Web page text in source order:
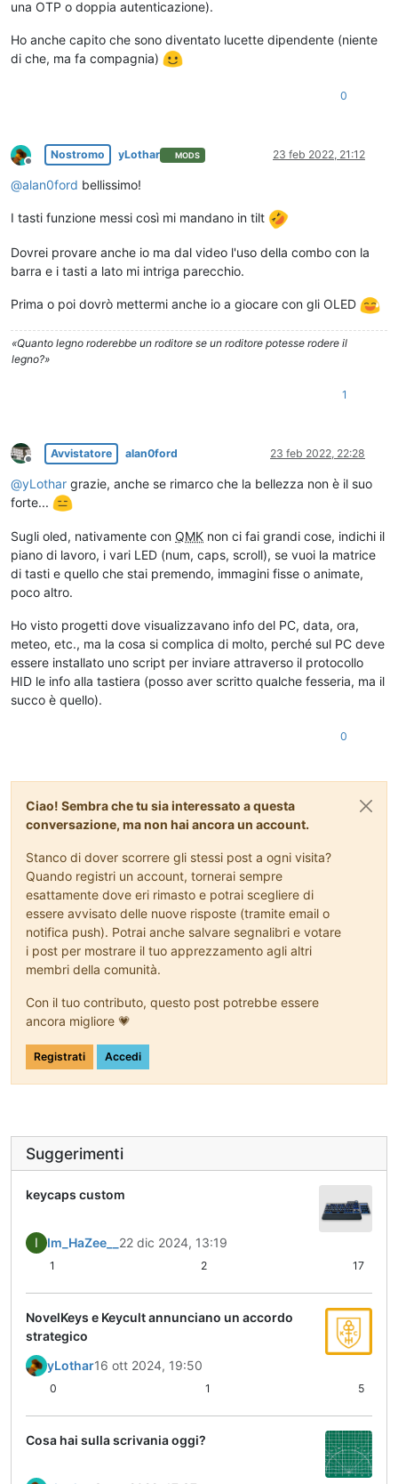
una OTP o doppia autenticazione).
Ho anche capito che sono diventato lucette dipendente (niente
di che, ma fa compagnia)
0
Non in linea
Nostromo yLothar MODS 23 feb 2022, 21:12
@alan0ford bellissimo!
I tasti funzione messi così mi mandano in tilt
Dovrei provare anche io ma dal video l'uso della combo con la
barra e i tasti a lato mi intriga parecchio.
Prima o poi dovrò mettermi anche io a giocare con gli OLED
«Quanto legno roderebbe un roditore se un roditore potesse rodere il
legno?»
1
Non in linea
Avvistatore alan0ford 23 feb 2022, 22:28
@yLothar grazie, anche se rimarco che la bellezza non è il suo
forte...
Sugli oled, nativamente con QMK non ci fai grandi cose, indichi il
piano di lavoro, i vari LED (num, caps, scroll), se vuoi la matrice
di tasti e quello che stai premendo, immagini fisse o animate,
poco altro.
Ho visto progetti dove visualizzavano info del PC, data, ora,
meteo, etc., ma la cosa si complica di molto, perché sul PC deve
essere installato uno script per inviare attraverso il protocollo
HID le info alla tastiera (posso aver scritto qualche fesseria, ma il
succo è quello).
0
Ciao! Sembra che tu sia interessato a questa
conversazione, ma non hai ancora un account.
Stanco di dover scorrere gli stessi post a ogni visita?
Quando registri un account, tornerai sempre
esattamente dove eri rimasto e potrai scegliere di
essere avvisato delle nuove risposte (tramite email o
notifica push). Potrai anche salvare segnalibri e votare
i post per mostrare il tuo apprezzamento agli altri
membri della comunità.
Con il tuo contributo, questo post potrebbe essere
ancora migliore 💗
Registrati Accedi
Suggerimenti
keycaps custom
I Im_HaZee__ 22 dic 2024, 13:19
1 2 17
NovelKeys e Keycult annunciano un accordo
strategico
yLothar16 ott 2024, 19:50
0 1 5
Cosa hai sulla scrivania oggi?